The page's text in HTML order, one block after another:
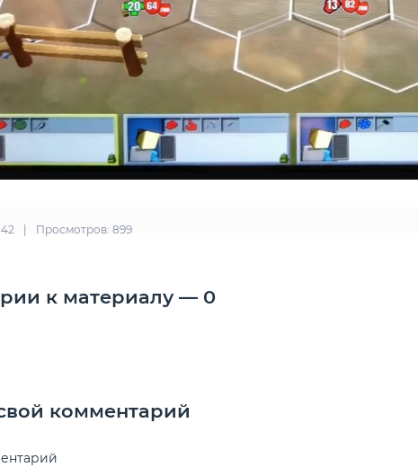
Просмотров: 899
к материалу — 0
комментарий